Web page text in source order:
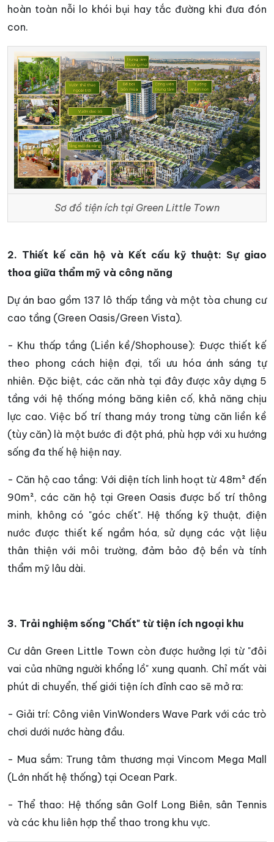
hoàn toàn nỗi lo khói bụi hay tắc đường khi đưa đón
con.
Sơ đồ tiện ích tại Green Little Town
2. Thiết kế căn hộ và Kết cấu kỹ thuật: Sự giao
thoa giữa thẩm mỹ và công năng
Dự án bao gồm 137 lô thấp tầng và một tòa chung cư
cao tầng (Green Oasis/Green Vista).
- Khu thấp tầng (Liền kề/Shophouse): Được thiết kế
theo phong cách hiện đại, tối ưu hóa ánh sáng tự
nhiên. Đặc biệt, các căn nhà tại đây được xây dựng 5
tầng với hệ thống móng băng kiên cố, khả năng chịu
lực cao. Việc bố trí thang máy trong từng căn liền kề
(tùy căn) là một bước đi đột phá, phù hợp với xu hướng
sống đa thế hệ hiện nay.
- Căn hộ cao tầng: Với diện tích linh hoạt từ 48m² đến
90m², các căn hộ tại Green Oasis được bố trí thông
minh, không có "góc chết". Hệ thống kỹ thuật, điện
nước được thiết kế ngầm hóa, sử dụng các vật liệu
thân thiện với môi trường, đảm bảo độ bền và tính
thẩm mỹ lâu dài.
3. Trải nghiệm sống "Chất" từ tiện ích ngoại khu
Cư dân Green Little Town còn được hưởng lợi từ "đôi
vai của những người khổng lồ" xung quanh. Chỉ mất vài
phút di chuyển, thế giới tiện ích đỉnh cao sẽ mở ra:
- Giải trí: Công viên VinWonders Wave Park với các trò
chơi dưới nước hàng đầu.
- Mua sắm: Trung tâm thương mại Vincom Mega Mall
(Lớn nhất hệ thống) tại Ocean Park.
- Thể thao: Hệ thống sân Golf Long Biên, sân Tennis
và các khu liên hợp thể thao trong khu vực.